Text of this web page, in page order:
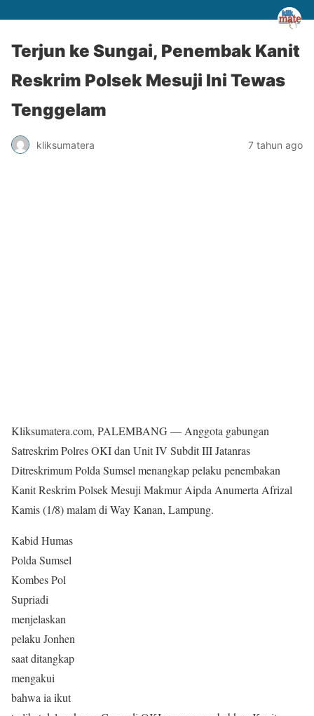
Terjun ke Sungai, Penembak Kanit
Reskrim Polsek Mesuji Ini Tewas
Tenggelam
kliksumatera 7 tahun ago
Kliksumatera.com, PALEMBANG — Anggota gabungan
Satreskrim Polres OKI dan Unit IV Subdit III Jatanras
Ditreskrimum Polda Sumsel menangkap pelaku penembakan
Kanit Reskrim Polsek Mesuji Makmur Aipda Anumerta Afrizal
Kamis (1/8) malam di Way Kanan, Lampung.
Kabid Humas
Polda Sumsel
Kombes Pol
Supriadi
menjelaskan
pelaku Jonhen
saat ditangkap
mengakui
bahwa ia ikut